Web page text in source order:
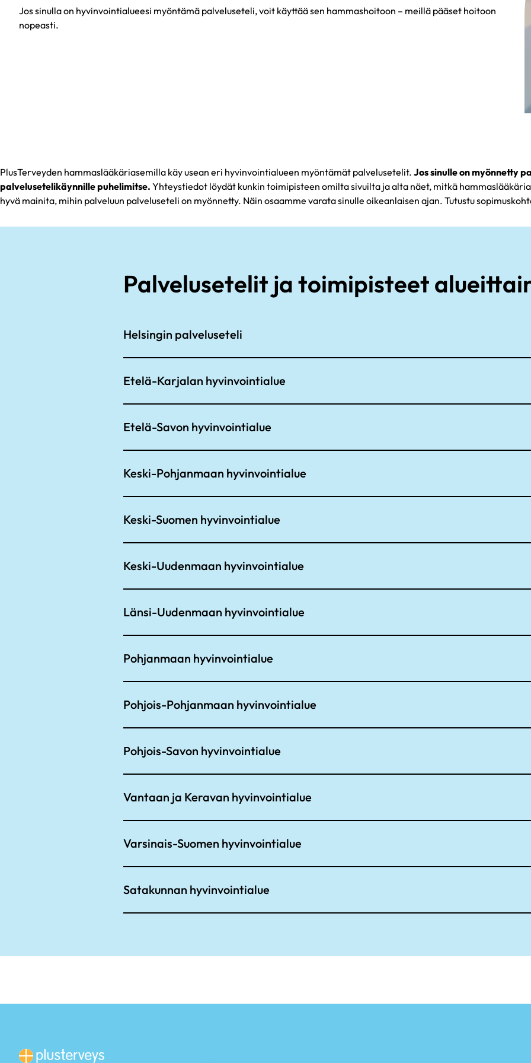
Jos sinulla on hyvinvointialueesi myöntämä palveluseteli, voit käyttää sen hammashoitoon – meillä pääset hoitoon
nopeasti.
PlusTerveyden hammaslääkäriasemilla käy usean eri hyvinvointialueen myöntämät palvelusetelit. Jos sinulle on myönnetty
palvelusetelikäynnille puhelimitse. Yhteystiedot löydät kunkin toimipisteen omilta sivuilta ja alta näet, mitkä
hyvä mainita, mihin palveluun palveluseteli on myönnetty. Näin osaamme varata sinulle oikeanlaisen ajan. Tutustu
Palvelusetelit ja toimipisteet
Helsingin palveluseteli
Etelä-Karjalan hyvinvointialue
Etelä-Savon hyvinvointialue
Keski-Pohjanmaan hyvinvointialue
Keski-Suomen hyvinvointialue
Keski-Uudenmaan hyvinvointialue
Länsi-Uudenmaan hyvinvointialue
Pohjanmaan hyvinvointialue
Pohjois-Pohjanmaan hyvinvointialue
Pohjois-Savon hyvinvointialue
Vantaan ja Keravan hyvinvointialue
Varsinais-Suomen hyvinvointialue
Satakunnan hyvinvointialue